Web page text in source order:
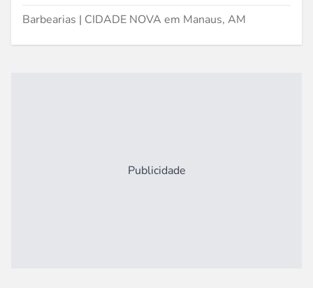
Barbearias | CIDADE NOVA em Manaus, AM
Publicidade